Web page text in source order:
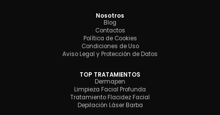
Nosotros
Blog
Contactos
Política de Cookies
Condiciones de Uso
Aviso Legal y Protección de Datos
TOP TRATAMIENTOS
Dermapen
Limpieza Facial Profunda
Tratamiento Flacidez Facial
Depilación Láser Barba